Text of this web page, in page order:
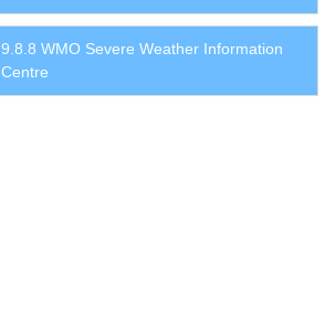
WMO Severe Weather Information
Centre